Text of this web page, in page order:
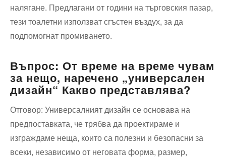
налягане. Предлагани от години на търговския пазар,
тези тоалетни използват сгъстен въздух, за да
подпомогнат промиването.
Въпрос: От време на време чувам
за нещо, наречено „универсален
дизайн“ Какво представлява?
Отговор: Универсалният дизайн се основава на
предпоставката, че трябва да проектираме и
изграждаме неща, които са полезни и безопасни за
всеки, независимо от неговата форма, размер,